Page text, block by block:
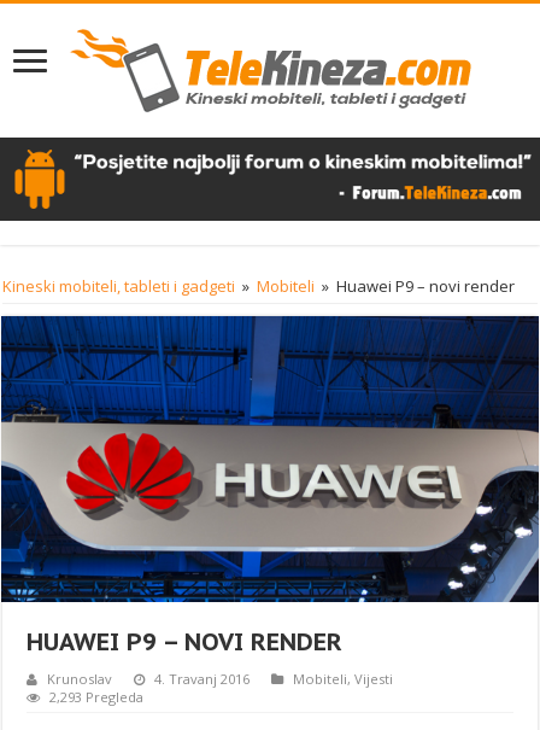
Kineski mobiteli, tableti i gadgeti » Mobiteli » Huawei P9 – novi render
HUAWEI P9 – NOVI RENDER
Krunoslav 4. Travanj 2016 Mobiteli,Vijesti
2,293 Pregleda